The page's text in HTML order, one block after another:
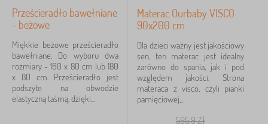
Prześcieradło bawełniane
- beżowe
Miękkie beżowe prześcieradło
bawełniane. Do wyboru dwa
rozmiary - 160 x 80 cm lub 180
x 80 cm. Prześcieradło jest
podszyte na obwodzie
elastyczną taśmą, dzięki...
Materac Ourbaby VISCO
90x200 cm
Dla dzieci ważny jest jakościowy
sen, ten materac jest idealny
zarówno do spania, jak i pod
względem jakości. Strona
materaca z visco, czyli pianki
pamięciowej,...
595,9Zł